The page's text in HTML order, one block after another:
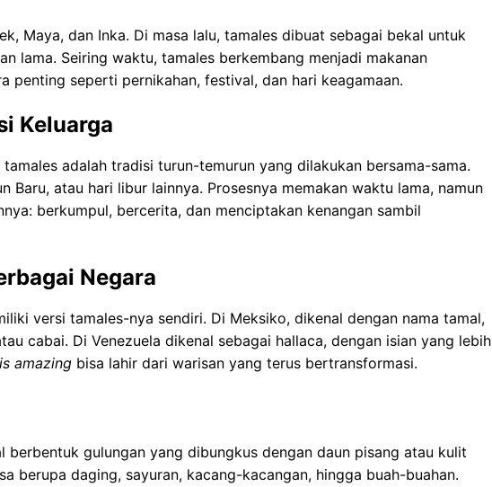
Maya, dan Inka. Di masa lalu, tamales dibuat sebagai bekal untuk
lama. Seiring waktu, tamales berkembang menjadi makanan
penting seperti pernikahan, festival, dan hari keagamaan.
Keluarga
adalah tradisi turun-temurun yang dilakukan bersama-sama.
Baru, atau hari libur lainnya. Prosesnya memakan waktu lama, namun
berkumpul, bercerita, dan menciptakan kenangan sambil
Negara
versi tamales-nya sendiri. Di Meksiko, dikenal dengan nama tamal,
cabai. Di Venezuela dikenal sebagai hallaca, dengan isian yang lebih
amazing bisa lahir dari warisan yang terus bertransformasi.
berbentuk gulungan yang dibungkus dengan daun pisang atau kulit
berupa daging, sayuran, kacang-kacangan, hingga buah-buahan.